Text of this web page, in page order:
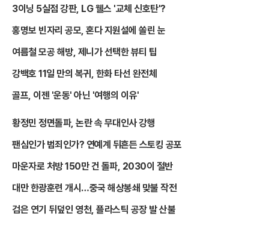
3이닝 5실점 강판, LG 웰스 '교체 신호탄'?
홍명보 빈자리 공모, 혼다 지원설에 쏠린 눈
여름철 모공 해방, 제니가 선택한 뷰티 팁
강백호 11일 만의 복귀, 한화 타선 완전체
골프, 이젠 '운동' 아닌 '여행의 이유'
황정민 정면돌파, 논란 속 무대인사 강행
팬심인가 범죄인가? 연예계 뒤흔든 스토킹 공포
마운자로 처방 150만 건 돌파, 2030이 절반
대만 한광훈련 개시…중국 해상봉쇄 맞불 작전
검은 연기 뒤덮인 영천, 플라스틱 공장 발 산불